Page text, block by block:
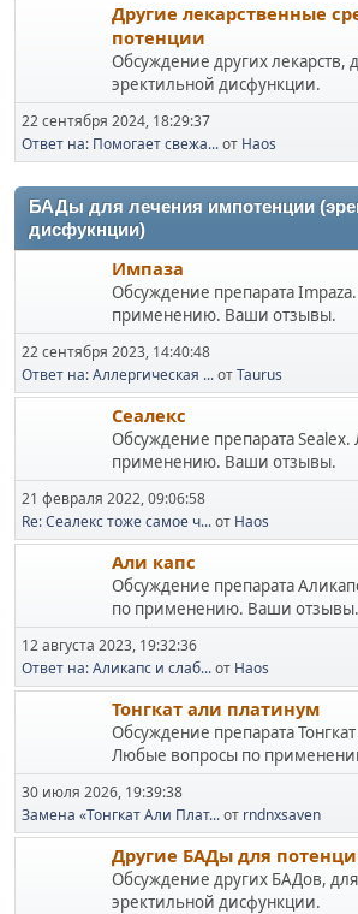
Другие лекарственные
потенции
Обсуждение других лекарств,
эректильной дисфункции.
22 сентября 2024, 18:29:37
Ответ на: Помогает свежа...от Haos
БАДы для лечения импотенции
дисфукнции)
Импаза
Обсуждение препарата
применению. Ваши отзывы.
22 сентября 2023, 14:40:48
Ответ на: Аллергическая ...отTaurus
Сеалекс
Обсуждение препарата
применению. Ваши отзывы.
21 февраля 2022, 09:06:58
Re: Сеалекс тоже самое ч...от Haos
Али капс
Обсуждение препарата
по применению. Ваши отзывы.
12 августа 2023, 19:32:36
Ответ на: Аликапс и слаб...от Haos
Тонгкат али платинум
Обсуждение препарата
Любые вопросы по
30 июля 2026, 19:39:38
Замена «Тонгкат Али Плат...от rndnxsaven
Другие БАДы для
Обсуждение других БАДов,
эректильной дисфункции.